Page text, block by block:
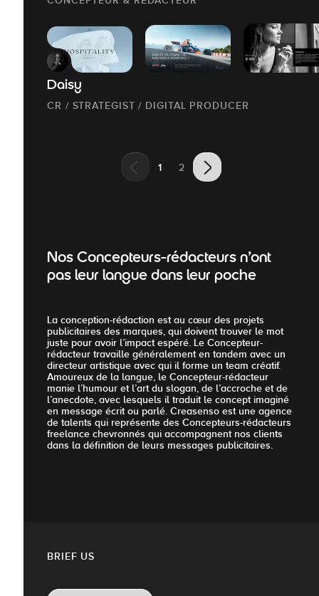
Daisy
CR / STRATEGIST / DIGITAL PRODUCER
1 2
Nos Concepteurs-rédacteurs n’ont
pas leur langue dans leur poche
La conception-rédaction est au cœur des projets
publicitaires des marques, qui doivent trouver le mot
juste pour avoir l’impact espéré. Le Concepteur-
rédacteur travaille généralement en tandem avec un
directeur artistique avec qui il forme un team créatif.
Amoureux de la langue, le Concepteur-rédacteur
manie l’humour et l’art du slogan, de l’accroche et de
l’anecdote, avec lesquels il traduit le concept imaginé
en message écrit ou parlé. Creasenso est une agence
de talents qui représente des Concepteurs-rédacteurs
freelance chevronnés qui accompagnent nos clients
dans la définition de leurs messages publicitaires.
BRIEF US